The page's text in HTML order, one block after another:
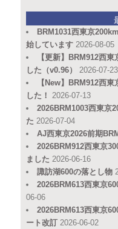
BRM1031西東京
始しています 2026-08-05
【更新】BRM912西
した（v0.96）
2026-07-23
【New】BRM912西
した！
2026-07-13
2026BRM1003西東京
た 2026-07-04
AJ西東京2026前期
2026BRM912西東京
ました 2026-06-16
諏訪湖600の落とし物
2026BRM613西東京
06-06
2026BRM613西東京
ート改訂 2026-06-02